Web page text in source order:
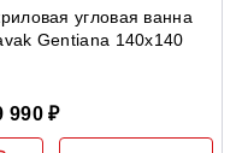
угловая ванна
Gentiana 140x140
990 ₽